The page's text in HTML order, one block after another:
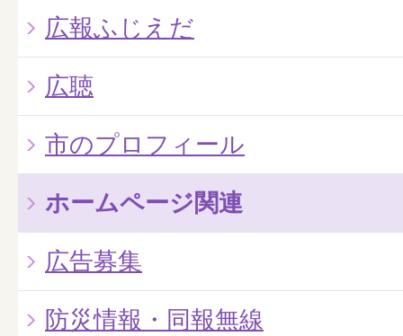
広報ふじえだ
広聴
市のプロフィール
ホームページ関連
広告募集
防災情報・同報無線